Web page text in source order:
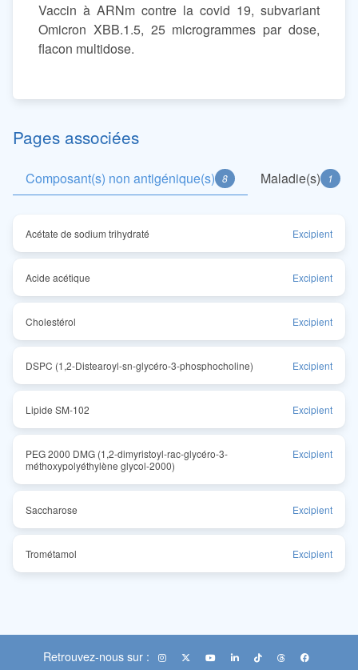
Vaccin à ARNm contre la covid 19, subvariant
Omicron XBB.1.5, 25 microgrammes par dose,
flacon multidose.
Pages associées
Composant(s) non antigénique(s) 8 Maladie(s) 1
Acétate de sodium trihydraté Excipient
Acide acétique Excipient
Cholestérol Excipient
DSPC (1,2-Distearoyl-sn-glycéro-3-phosphocholine) Excipient
Lipide SM-102 Excipient
PEG 2000 DMG (1,2-dimyristoyl-rac-glycéro-3-
méthoxypolyéthylène glycol-2000)
Excipient
Saccharose Excipient
Trométamol Excipient
Retrouvez-nous sur :